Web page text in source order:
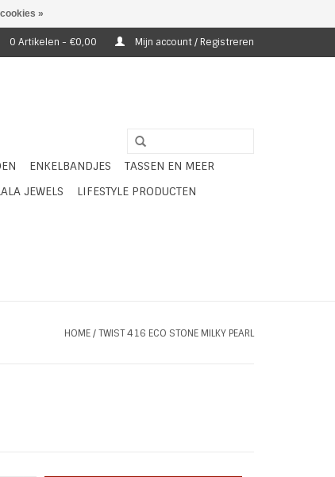
0 Artikelen - €0,00 Mijn account / Registreren
ENKELBANDJES
TASSEN EN MEER
JEWELS
LIFESTYLE PRODUCTEN
HOME/TWIST 416 ECO STONE MILKY PEARL
»